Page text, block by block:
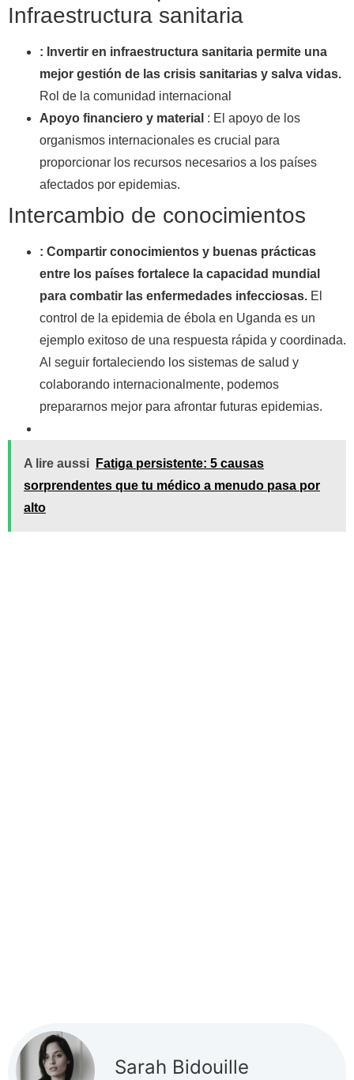
Infraestructura sanitaria
: Invertir en infraestructura sanitaria permite una
mejor gestión de las crisis sanitarias y salva vidas.
Rol de la comunidad internacional
Apoyo financiero y material : El apoyo de los
organismos internacionales es crucial para
proporcionar los recursos necesarios a los países
afectados por epidemias.
Intercambio de conocimientos
: Compartir conocimientos y buenas prácticas
entre los países fortalece la capacidad mundial
para combatir las enfermedades infecciosas. El
control de la epidemia de ébola en Uganda es un
ejemplo exitoso de una respuesta rápida y coordinada.
Al seguir fortaleciendo los sistemas de salud y
colaborando internacionalmente, podemos
prepararnos mejor para afrontar futuras epidemias.
A lire aussi
Fatiga persistente: 5 causas
sorprendentes que tu médico a menudo pasa por
alto
Sarah Bidouille